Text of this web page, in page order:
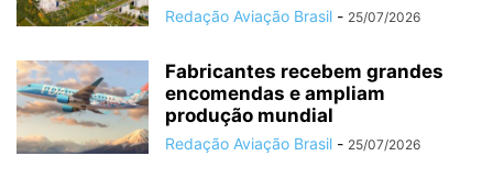
Redação Aviação Brasil - 25/07/2026
Fabricantes recebem grandes
encomendas e ampliam
produção mundial
Redação Aviação Brasil - 25/07/2026